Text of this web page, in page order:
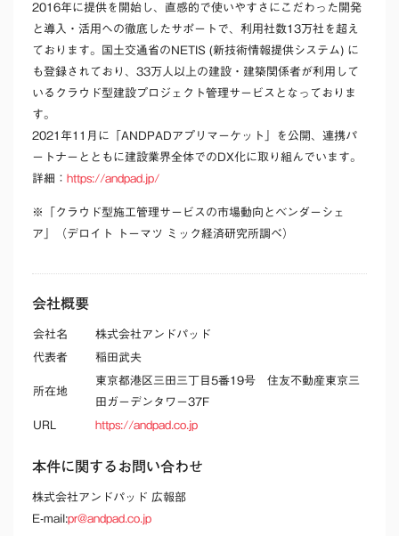
2016年に提供を開始し、直感的で使いやすさにこだわった開発
と導入・活用への徹底したサポートで、利用社数13万社を超え
ております。国土交通省のNETIS (新技術情報提供システム) に
も登録されており、33万人以上の建設・建築関係者が利用して
いるクラウド型建設プロジェクト管理サービスとなっておりま
す。
2021年11月に「ANDPADアプリマーケット」を公開、連携パ
ートナーとともに建設業界全体でのDX化に取り組んでいます。
詳細： https://andpad.jp/
※「クラウド型施工管理サービスの市場動向とベンダーシェ
ア」（デロイト トーマツ ミック経済研究所調べ）
会社概要
会社名
株式会社アンドパッド
代表者
稲田武夫
所在地
東京都港区三田三丁目5番19号 住友不動産東京三
田ガーデンタワー37F
URL
https://andpad.co.jp
本件に関するお問い合わせ
株式会社アンドパッド 広報部
E-mail:pr@andpad.co.jp